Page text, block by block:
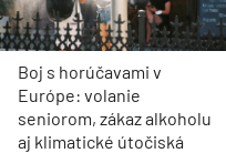
Boj s horúčavami v
Európe: volanie
seniorom, zákaz alkoholu
aj klimatické útočiská